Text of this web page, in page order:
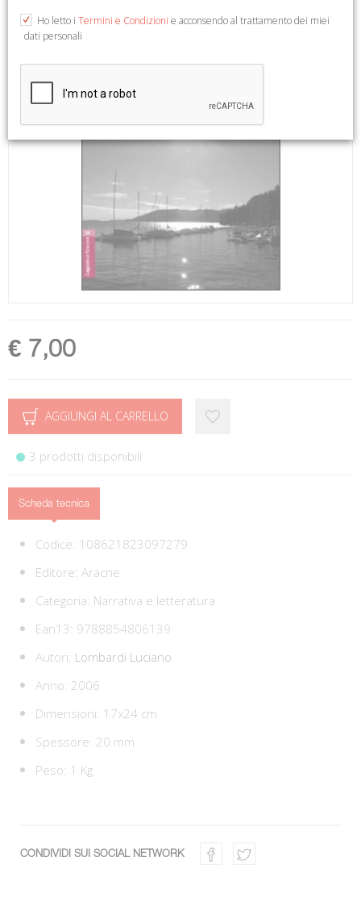
€ 7,00
AGGIUNGI AL CARRELLO
3 prodotti disponibili
Scheda tecnica
Codice: 108621823097279
Editore: Aracne
Categoria: Narrativa e letteratura
Ean13: 9788854806139
Autori: Lombardi Luciano
Anno: 2006
Dimensioni: 17x24 cm
Spessore: 20 mm
Peso: 1 Kg
CONDIVIDI SUI SOCIAL NETWORK
Ho letto i Termini e Condizioni e acconsendo al trattamento dei miei
dati personali